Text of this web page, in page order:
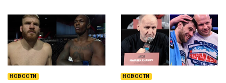
НОВОСТИ НОВОСТИ